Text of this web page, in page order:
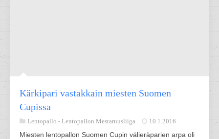
Kärkipari vastakkain miesten Suomen
Cupissa
Lentopallo - Lentopallon Mestaruusliiga 10.1.2016
Miesten lentopallon Suomen Cupin välieräparien arpa oli